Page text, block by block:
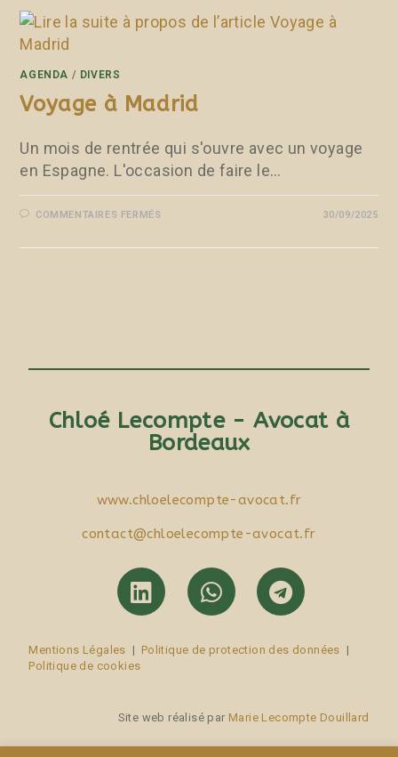
AGENDA / DIVERS
Voyage à Madrid
Un mois de rentrée qui s'ouvre avec un voyage
en Espagne. L'occasion de faire le…
COMMENTAIRES FERMÉS 30/09/2025
Chloé Lecompte - Avocat à
Bordeaux
www.chloelecompte-avocat.fr
contact@chloelecompte-avocat.fr
Mentions Légales | Politique de protection des données |
Politique de cookies
Site web réalisé par Marie Lecompte Douillard